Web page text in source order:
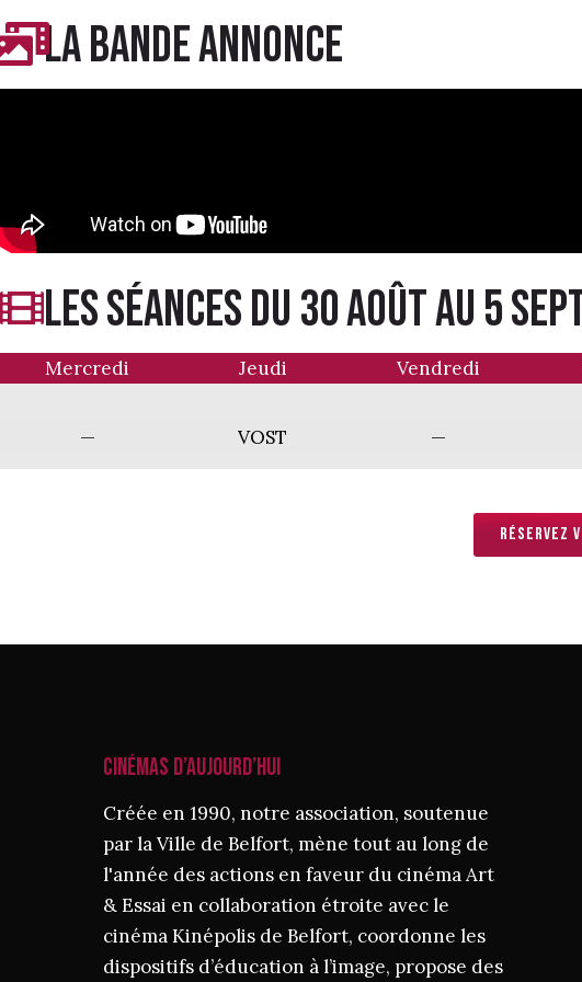
LA BANDE ANNONCE
LES séances du 30 Août au 5
Mercredi
—
Jeudi
VOST
Vendredi
—
Réservez
CINÉMAS D’AUJOURD’HUI
Créée en 1990, notre association, soutenue
par la Ville de Belfort, mène tout au long de
l'année des actions en faveur du cinéma Art
& Essai en collaboration étroite avec le
cinéma Kinépolis de Belfort, coordonne les
dispositifs d’éducation à l’image, propose des